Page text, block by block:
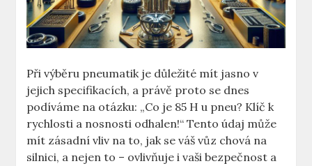
Při výběru pneumatik je důležité mít jasno v
jejich specifikacích, a právě proto se dnes
podíváme na otázku: „Co je 85 H u pneu? Klíč k
rychlosti a nosnosti odhalen!“ Tento údaj může
mít zásadní vliv na to, jak se váš vůz chová na
silnici, a nejen to – ovlivňuje i vaši bezpečnost a